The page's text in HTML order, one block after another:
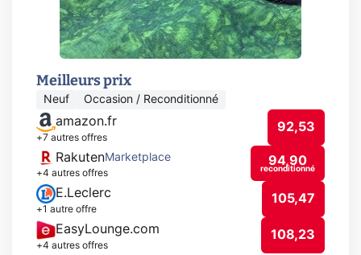
Meilleurs prix
Neuf Occasion / Reconditionné
amazon.fr
+7 autres offres
92,53
RakutenMarketplace
+4 autres offres
94,90
reconditionné
E.Leclerc
+1 autre offre
105,47
EasyLounge.com
+4 autres offres
108,23